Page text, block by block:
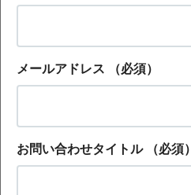
メールアドレス （必須）
お問い合わせタイトル （必須）